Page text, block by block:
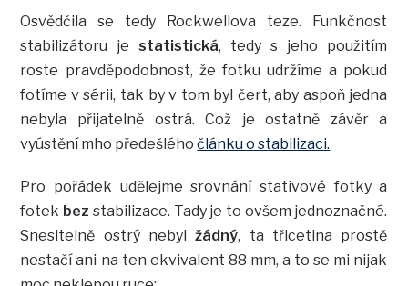
Osvědčila se tedy Rockwellova teze. Funkčnost
stabilizátoru jestatistická, tedy s jeho použitím
roste pravděpodobnost, že fotku udržíme a pokud
fotíme v sérii, tak by v tom byl čert, aby aspoň jedna
nebyla přijatelně ostrá. Což je ostatně závěr a
vyústění mho předešléhočlánku o stabilizaci.
Pro pořádek udělejme srovnání stativové fotky a
fotek bez stabilizace. Tady je to ovšem jednoznačné.
Snesitelně ostrý nebylžádný, ta třicetina prostě
nestačí ani na ten ekvivalent 88 mm, a to se mi nijak